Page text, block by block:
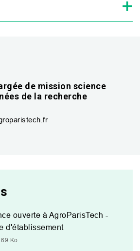
de mission science
de la recherche
ouverte à AgroParisTech -
d'établissement
Ko